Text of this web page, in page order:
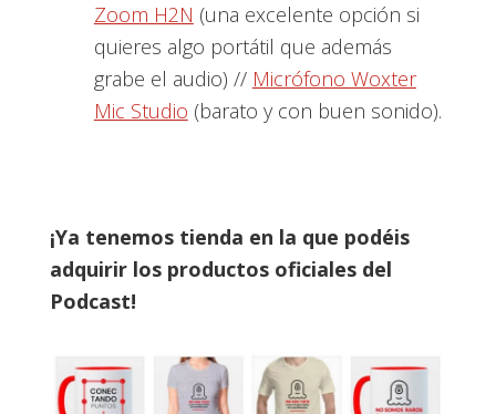
Zoom H2N (una excelente opción si
quieres algo portátil que además
grabe el audio) // Micrófono Woxter
Mic Studio (barato y con buen sonido).
¡Ya tenemos tienda en la que podéis
adquirir los productos oficiales del
Podcast!